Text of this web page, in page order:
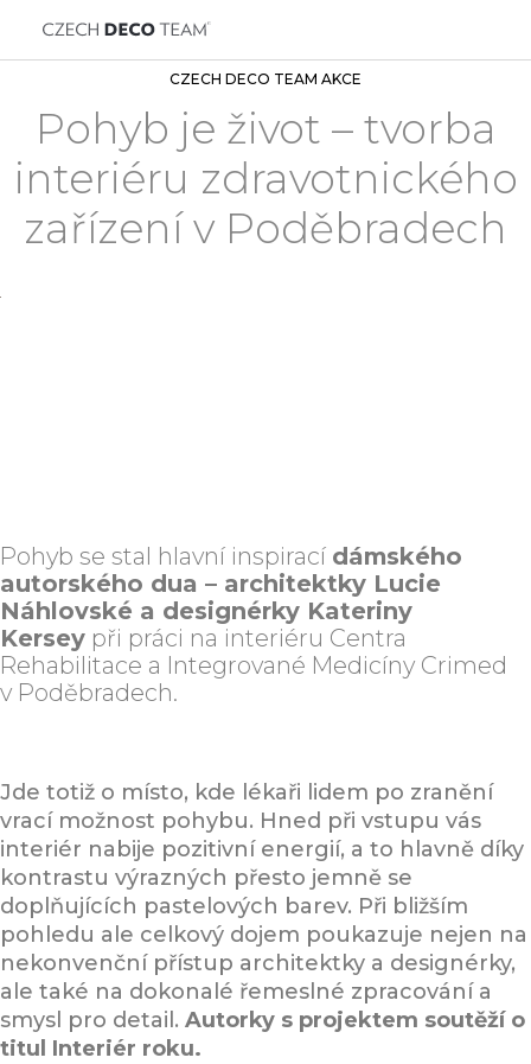
CZECH DECO TEAM AKCE
Pohyb je život – tvorba
interiéru zdravotnického
zařízení v Poděbradech
Pohyb se stal hlavní inspirací dámského
autorského dua – architektky Lucie
Náhlovské a designérky Kateriny
Kersey při práci na interiéru Centra
Rehabilitace a Integrované Medicíny Crimed
v Poděbradech.
Jde totiž o místo, kde lékaři lidem po zranění
vrací možnost pohybu. Hned při vstupu vás
interiér nabije pozitivní energií, a to hlavně díky
kontrastu výrazných přesto jemně se
doplňujících pastelových barev. Při bližším
pohledu ale celkový dojem poukazuje nejen na
nekonvenční přístup architektky a designérky,
ale také na dokonalé řemeslné zpracování a
smysl pro detail. Autorky s projektem soutěží o
titul Interiér roku.